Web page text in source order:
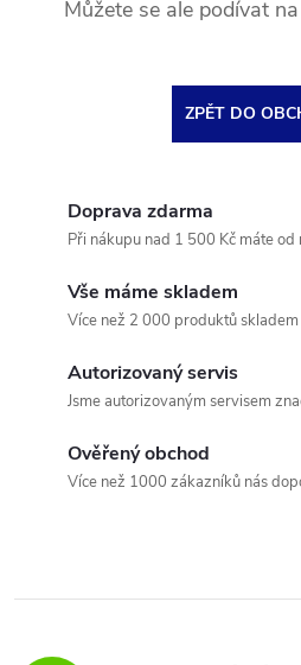
Můžete se ale podívat
ZPĚT DO
Doprava zdarma
Při nákupu nad 1 500 Kč máte
Vše máme skladem
Více než 2 000 produktů
Autorizovaný servis
Jsme autorizovaným servisem
Ověřený obchod
Více než 1000 zákazníků nás